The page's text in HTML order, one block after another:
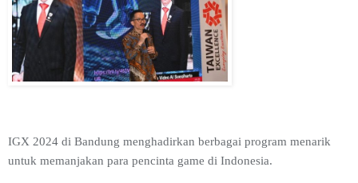
IGX 2024 di Bandung menghadirkan berbagai program menarik
untuk memanjakan para pencinta game di Indonesia.